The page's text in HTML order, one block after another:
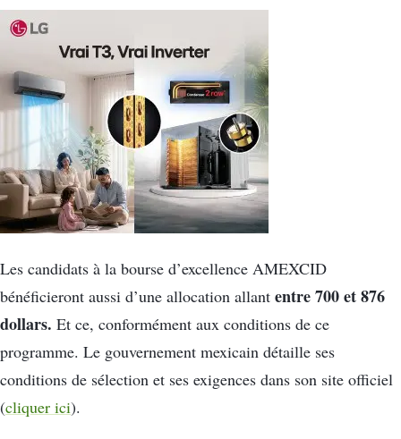
Les candidats à la bourse d’excellence AMEXCID
bénéficieront aussi d’une allocation allant entre 700 et 876
dollars. Et ce, conformément aux conditions de ce
programme. Le gouvernement mexicain détaille ses
conditions de sélection et ses exigences dans son site officiel
(cliquer ici).